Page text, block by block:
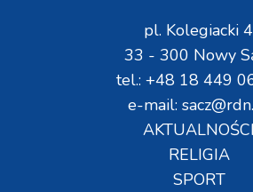
pl. Kolegiacki 4
33 - 300 Nowy
tel.: +48 18 449
e-mail:
AKTUALNOŚCI
RELIGIA
SPORT